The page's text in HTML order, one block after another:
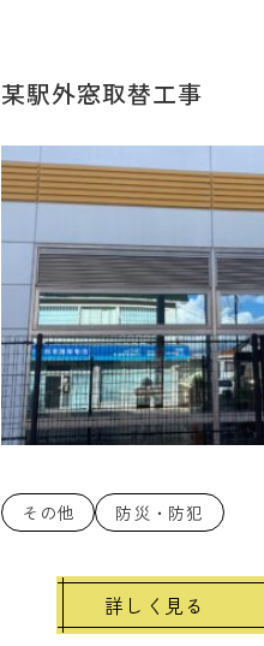
某駅外窓取替工事
その他 防災・防犯
詳しく見る